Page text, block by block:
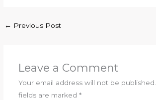
← Previous Post
Leave a Comment
Your email address will not be published.
fields are marked *